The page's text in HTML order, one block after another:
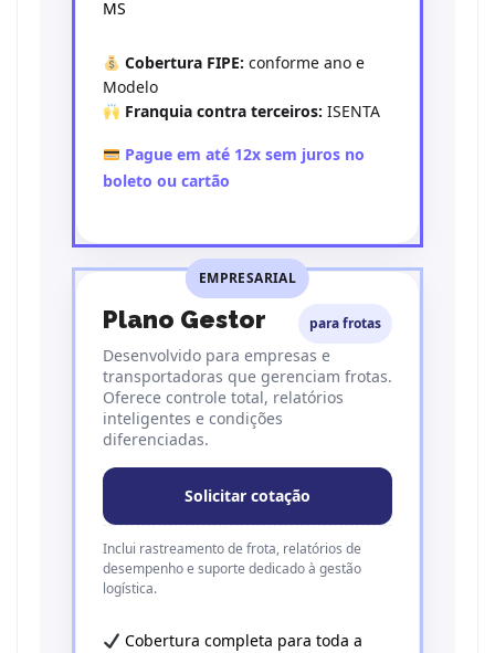
MS
Cobertura FIPE: conforme ano e
Modelo
Franquia contra terceiros: ISENTA
Pague em até 12x sem juros no
boleto ou cartão
EMPRESARIAL
Plano Gestor para frotas
Desenvolvido para empresas e
transportadoras que gerenciam frotas.
Oferece controle total, relatórios
inteligentes e condições
diferenciadas.
Solicitar cotação
Inclui rastreamento de frota, relatórios de
desempenho e suporte dedicado à gestão
logística.
Cobertura completa para toda a